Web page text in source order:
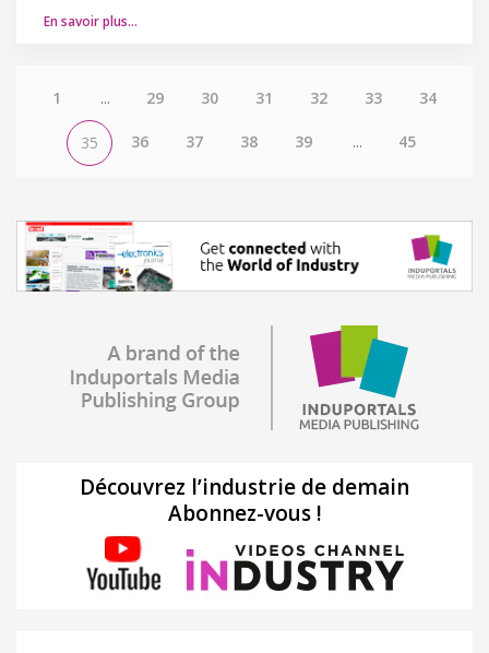
En savoir plus…
1 ... 29 30 31 32 33 34
35 36 37 38 39 ... 45
Découvrez l’industrie de demain
Abonnez-vous !